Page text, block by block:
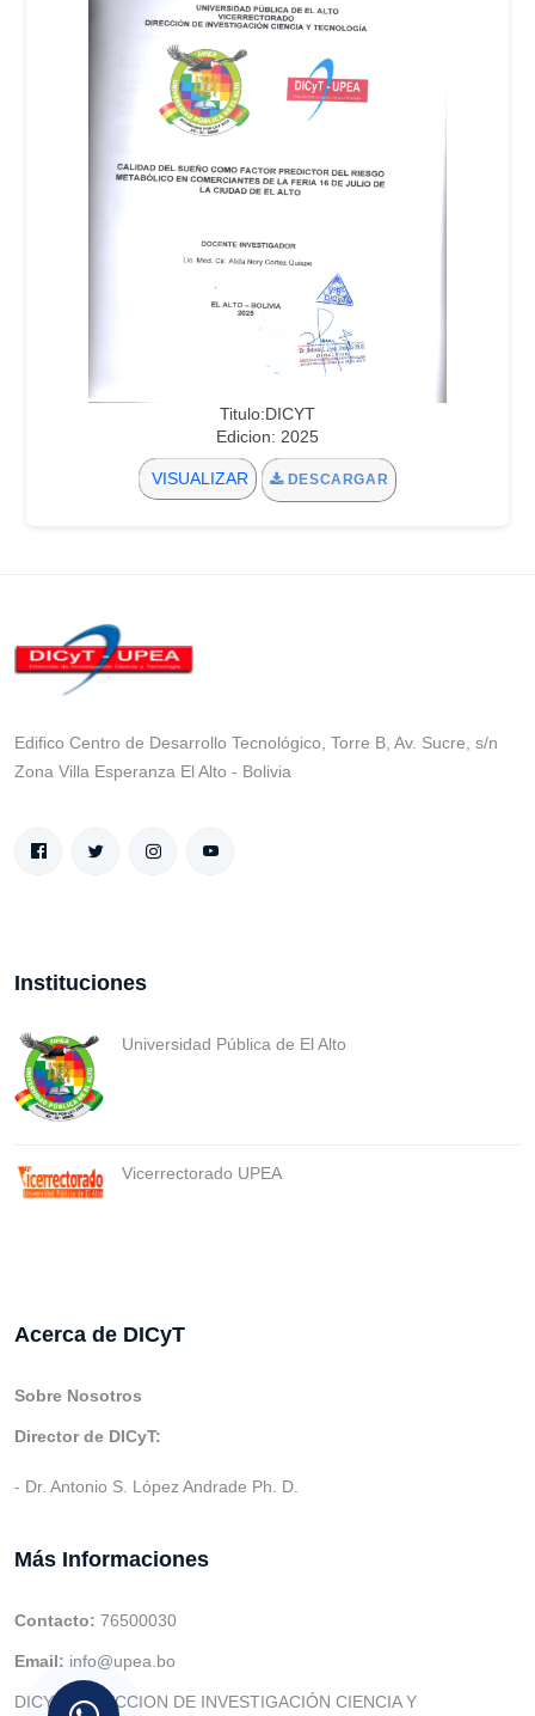
Titulo:DICYT
Edicion: 2025
VISUALIZAR DESCARGAR
Edifico Centro de Desarrollo Tecnológico, Torre B, Av. Sucre, s/n
Zona Villa Esperanza El Alto - Bolivia
Instituciones
Universidad Pública de El Alto
Vicerrectorado UPEA
Acerca de DICyT
Sobre Nosotros
Director de DICyT:
- Dr. Antonio S. López Andrade Ph. D.
Más Informaciones
Contacto: 76500030
Email: info@upea.bo
DICYT (DIRECCION DE INVESTIGACIÓN CIENCIA Y